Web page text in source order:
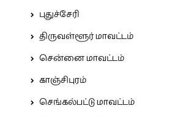
புதுச்சேரி
திருவள்ளூர் மாவட்டம்
சென்னை மாவட்டம்
காஞ்சிபுரம்
செங்கல்பட்டு மாவட்டம்